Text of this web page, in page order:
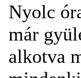
Nyolc
már
alkotva